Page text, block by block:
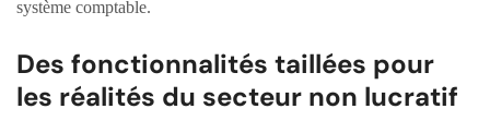
système comptable.
Des fonctionnalités taillées pour
les réalités du secteur non lucratif